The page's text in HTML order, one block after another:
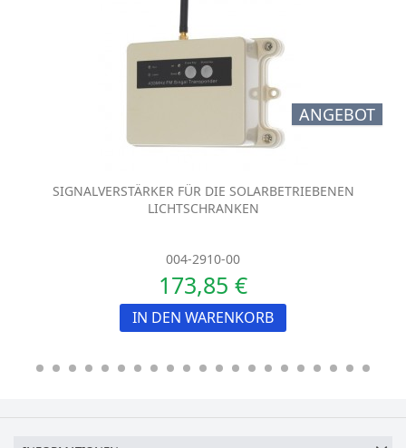
ANGEBOT
SIGNALVERSTÄRKER FÜR DIE SOLARBETRIEBENEN
LICHTSCHRANKEN
004-2910-00
173,85 €
IN DEN WARENKORB